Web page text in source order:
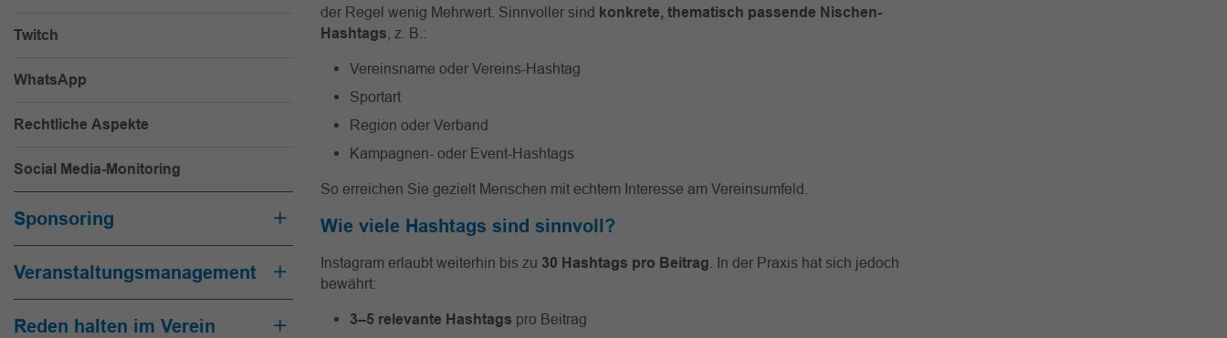
Twitch
WhatsApp
Rechtliche Aspekte
Social Media-Monitoring
Sponsoring
Veranstaltungsmanagement
Reden halten im Verein
der Regel wenig Mehrwert. Sinnvoller sind konkrete, thematisch passende Nischen-
Hashtags , z. B.:
Vereinsname oder Vereins-Hashtag
Sportart
Region oder Verband
Kampagnen- oder Event-Hashtags
So erreichen Sie gezielt Menschen mit echtem Interesse am Vereinsumfeld.
Wie viele Hashtags sind sinnvoll?
Instagram erlaubt weiterhin bis zu 30 Hashtags pro Beitrag . In der Praxis hat sich jedoch
bewährt:
3–5 relevante Hashtags pro Beitrag